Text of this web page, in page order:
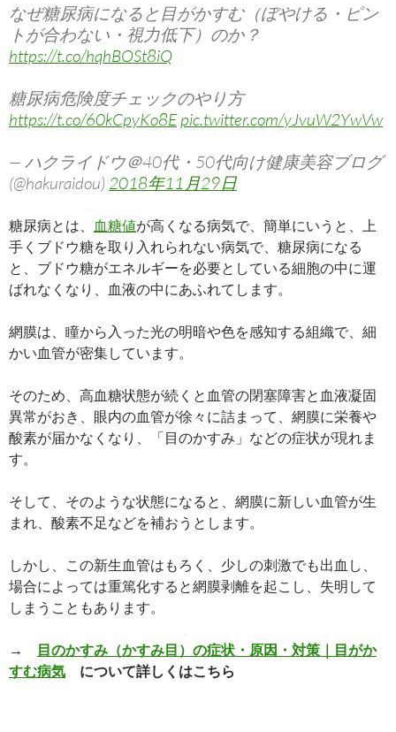
なぜ糖尿病になると目がかすむ（ぼやける・ピン
トが合わない・視力低下）のか？
https://t.co/hqhBOSt8iQ
糖尿病危険度チェックのやり方
https://t.co/60kCpyKo8E pic.twitter.com/yJvuW2YwVw
— ハクライドウ＠40代・50代向け健康美容ブログ
(@hakuraidou) 2018年11月29日
糖尿病とは、 血糖値が高くなる病気で、簡単にいうと、上
手くブドウ糖を取り入れられない病気で、糖尿病になる
と、ブドウ糖がエネルギーを必要としている細胞の中に運
ばれなくなり、血液の中にあふれてします。
網膜は、瞳から入った光の明暗や色を感知する組織で、細
かい血管が密集しています。
そのため、高血糖状態が続くと血管の閉塞障害と血液凝固
異常がおき、眼内の血管が徐々に詰まって、網膜に栄養や
酸素が届かなくなり、「目のかすみ」などの症状が現れま
す。
そして、そのような状態になると、網膜に新しい血管が生
まれ、酸素不足などを補おうとします。
しかし、この新生血管はもろく、少しの刺激でも出血し、
場合によっては重篤化すると網膜剥離を起こし、失明して
しまうこともあります。
→
目のかすみ（かすみ目）の症状・原因・対策｜目がか
すむ病気 について詳しくはこちら